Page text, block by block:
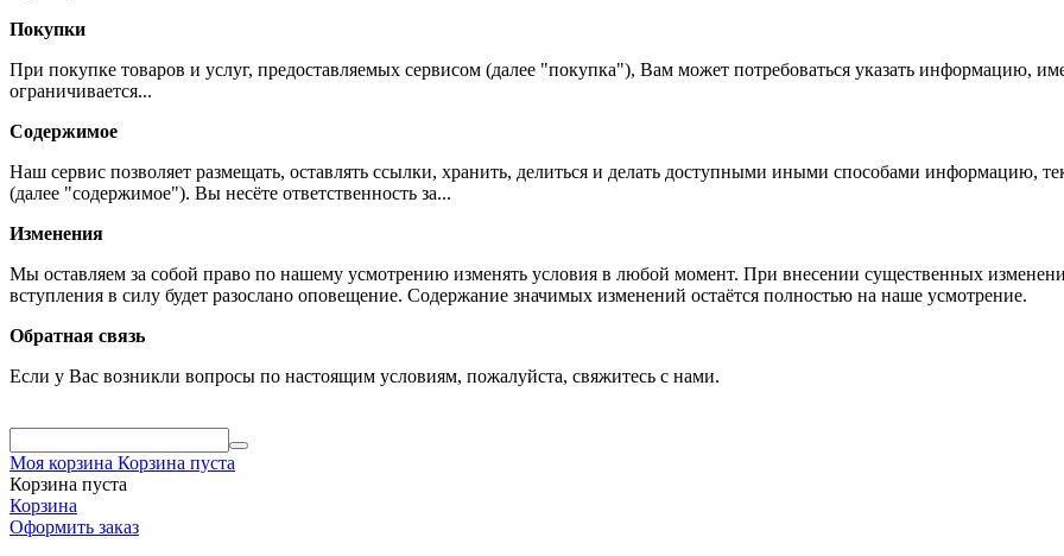
Покупки
При покупке товаров и услуг, предоставляемых сервисом (далее "покупка"), Вам может потребоваться указать информацию,
ограничивается...
Содержимое
Наш сервис позволяет размещать, оставлять ссылки, хранить, делиться и делать доступными иными способами информацию,
(далее "содержимое"). Вы несёте ответственность за...
Изменения
Мы оставляем за собой право по нашему усмотрению изменять условия в любой момент. При внесении существенных
вступления в силу будет разослано оповещение. Содержание значимых изменений остаётся полностью на наше усмотрение.
Обратная связь
Если у Вас возникли вопросы по настоящим условиям, пожалуйста, свяжитесь с нами.
Моя корзина Корзина пуста
Корзина пуста
Корзина
Оформить заказ